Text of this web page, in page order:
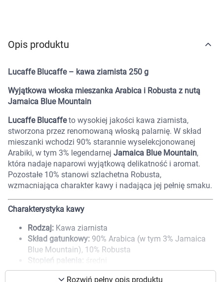
Korzystamy z plików cookies w celu
preferencji. Więcej informacji znajdziesz w
Grupy produktowe
Marki
Opis produktu
Lucaffe Blucaffe – kawa ziarnista 250 g
Wyjątkowa włoska mieszanka Arabica i Robusta z nutą
Jamaica Blue Mountain
Lucaffe Blucaffeto wysokiej jakości kawa ziarnista,
stworzona przez renomowaną włoską palarnię. W skład
mieszanki wchodzi 90% starannie wyselekcjonowanej
Arabiki, w tym 3% legendarnej Jamaica Blue Mountain,
która nadaje naparowi wyjątkową delikatność i aromat.
Pozostałe 10% stanowi szlachetna Robusta,
wzmacniająca charakter kawy i nadająca jej pełnię smaku.
Charakterystyka kawy
Rodzaj: Kawa ziarnista
Skład gatunkowy: 90% Arabica (w tym 3% Jamaica
Blue Mountain), 10% Robusta
Stopień palenia: średni
Waga:250 g
Rozwiń pełny opis produktu